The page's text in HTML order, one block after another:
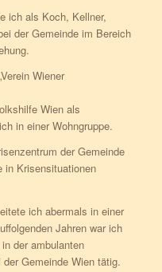
ich als Koch, Kellner,
der Gemeinde im Bereich
Wiener
Wien als
in einer Wohngruppe.
der Gemeinde
in Krisensituationen
ich abermals in einer
Jahren war ich
der ambulanten
Gemeinde Wien tätig.